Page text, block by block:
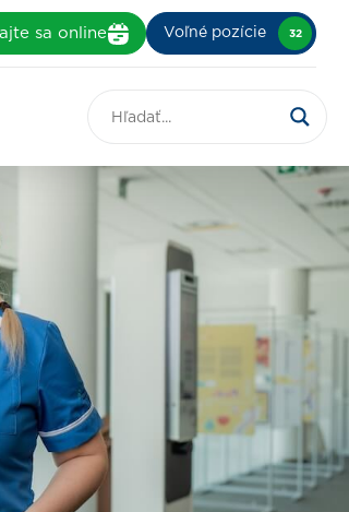
sa online Voľné pozície 32